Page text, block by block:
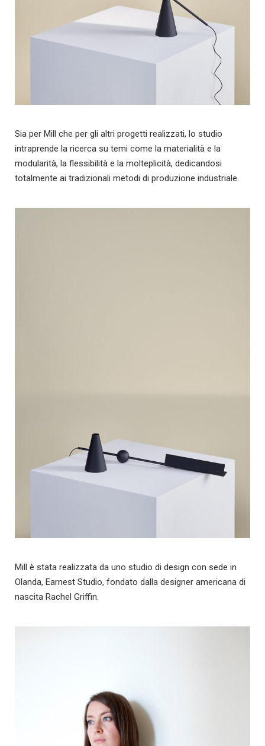
Sia per Mill che per gli altri progetti realizzati, lo studio
intraprende la ricerca su temi come la materialità e la
modularità, la flessibilità e la molteplicità, dedicandosi
totalmente ai tradizionali metodi di produzione industriale.
Mill è stata realizzata da uno studio di design con sede in
Olanda, Earnest Studio, fondato dalla designer americana di
nascita Rachel Griffin.